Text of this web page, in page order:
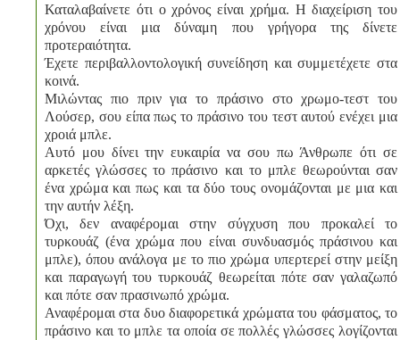
Καταλαβαίνετε ότι ο χρόνος είναι χρήμα. Η διαχείριση του
χρόνου είναι μια δύναμη που γρήγορα της δίνετε
προτεραιότητα.
Έχετε περιβαλλοντολογική συνείδηση και συμμετέχετε στα
κοινά.
Μιλώντας πιο πριν για το πράσινο στο χρωμο-τεστ του
Λούσερ, σου είπα πως το πράσινο του τεστ αυτού ενέχει μια
χροιά μπλε.
Αυτό μου δίνει την ευκαιρία να σου πω Άνθρωπε ότι σε
αρκετές γλώσσες το πράσινο και το μπλε θεωρούνται σαν
ένα χρώμα και πως και τα δύο τους ονομάζονται με μια και
την αυτήν λέξη.
Όχι, δεν αναφέρομαι στην σύγχυση που προκαλεί το
τυρκουάζ (ένα χρώμα που είναι συνδυασμός πράσινου και
μπλε), όπου ανάλογα με το πιο χρώμα υπερτερεί στην μείξη
και παραγωγή του τυρκουάζ θεωρείται πότε σαν γαλαζωπό
και πότε σαν πρασινωπό χρώμα.
Αναφέρομαι στα δυο διαφορετικά χρώματα του φάσματος, το
πράσινο και το μπλε τα οποία σε πολλές γλώσσες λογίζονται